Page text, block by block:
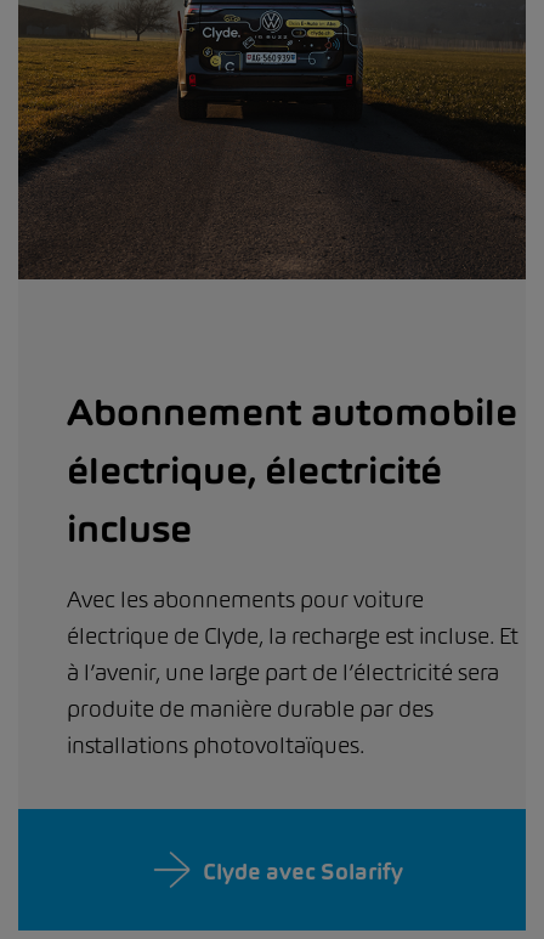
Abonnement automobile
électrique, électricité
incluse
Avec les abonnements pour voiture
électrique de Clyde, la recharge est incluse. Et
à l’avenir, une large part de l’électricité sera
produite de manière durable par des
installations photovoltaïques.
Clyde avec Solarify